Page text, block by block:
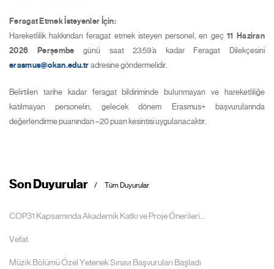
Feragat Etmek İsteyenler İçin:
Hareketlilik hakkından feragat etmek isteyen personel, en geç 11 Haziran
2026 Perşembe günü saat 23:59’a kadar Feragat Dilekçesini
erasmus@okan.edu.tr adresine göndermelidir.
Belirtilen tarihe kadar feragat bildiriminde bulunmayan ve hareketliliğe
katılmayan personelin, gelecek dönem Erasmus+ başvurularında
değerlendirme puanından –20 puan kesintisi uygulanacaktır.
Son Duyurular Tüm Duyurular
COP31 Kapsamında Akademik Katkı ve Proje Önerileri...
Vefat
Müzik Bölümü Özel Yetenek Sınavı Başvuruları Başladı